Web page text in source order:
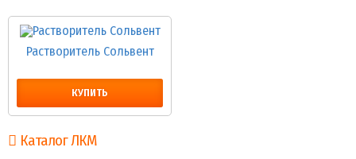
Растворитель Сольвент
КУПИТЬ
Каталог ЛКМ